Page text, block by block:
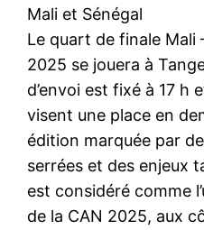
Mali et Sénégal
Le quart de finale Mali
2025 se jouera à
d’envoi est fixé à 17 h
visent une place en
édition marquée par
serrées et des enjeux
est considéré comme
de la CAN 2025, aux